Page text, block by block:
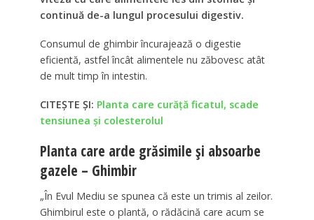
continuă de-a lungul procesului digestiv.
Consumul de ghimbir încurajează o digestie
eficientă, astfel încât alimentele nu zăbovesc atât
de mult timp în intestin.
CITEȘTE ȘI: Planta care curăță ficatul, scade
tensiunea și colesterolul
Planta care arde grăsimile și absoarbe
gazele – Ghimbir
„În Evul Mediu se spunea că este un trimis al zeilor.
Ghimbirul este o plantă, o rădăcină care acum se